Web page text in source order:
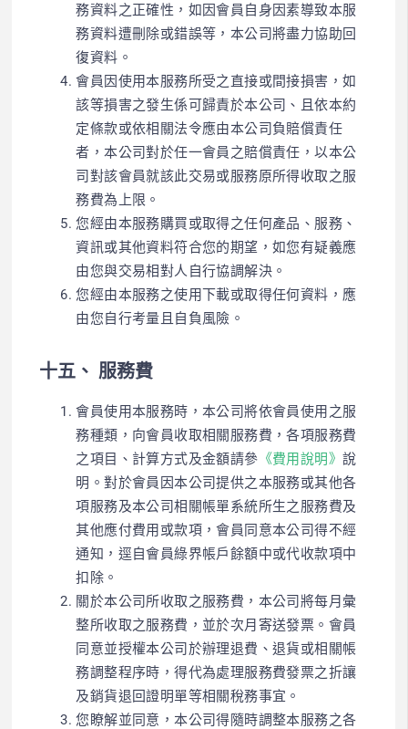
務資料之正確性，如因會員自身因素導致本服
務資料遭刪除或錯誤等，本公司將盡力協助回
復資料。
會員因使用本服務所受之直接或間接損害，如
該等損害之發生係可歸責於本公司、且依本約
定條款或依相關法令應由本公司負賠償責任
者，本公司對於任一會員之賠償責任，以本公
司對該會員就該此交易或服務原所得收取之服
務費為上限。
您經由本服務購買或取得之任何產品、服務、
資訊或其他資料符合您的期望，如您有疑義應
由您與交易相對人自行協調解決。
您經由本服務之使用下載或取得任何資料，應
由您自行考量且自負風險。
十五、 服務費
會員使用本服務時，本公司將依會員使用之服
務種類，向會員收取相關服務費，各項服務費
之項目、計算方式及金額請參 《費用說明》說
明。對於會員因本公司提供之本服務或其他各
項服務及本公司相關帳單系統所生之服務費及
其他應付費用或款項，會員同意本公司得不經
通知，逕自會員綠界帳戶餘額中或代收款項中
扣除。
關於本公司所收取之服務費，本公司將每月彙
整所收取之服務費，並於次月寄送發票。 會員
同意並授權本公司於辦理退費、退貨或相關帳
務調整程序時，得代為處理服務費發票之折讓
及銷貨退回證明單等相關稅務事宜。
您瞭解並同意，本公司得隨時調整本服務之各